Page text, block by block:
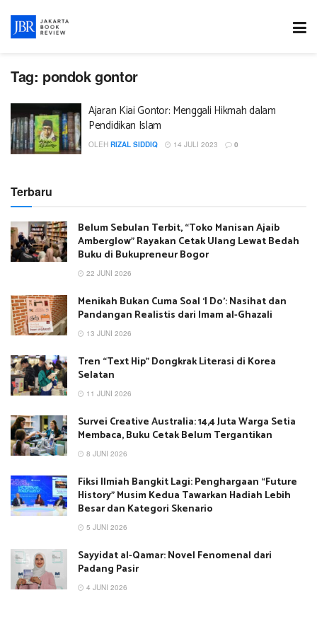
Tag: pondok gontor
Ajaran Kiai Gontor: Menggali Hikmah dalam
Pendidikan Islam
OLEH RIZAL SIDDIQ 14 JULI 2023 0
Terbaru
Belum Sebulan Terbit, “Toko Manisan Ajaib
Amberglow” Rayakan Cetak Ulang Lewat Bedah
Buku di Bukupreneur Bogor
22 JUNI 2026
Menikah Bukan Cuma Soal ‘I Do’: Nasihat dan
Pandangan Realistis dari Imam al-Ghazali
13 JUNI 2026
Tren “Text Hip” Dongkrak Literasi di Korea
Selatan
11 JUNI 2026
Survei Creative Australia: 14,4 Juta Warga Setia
Membaca, Buku Cetak Belum Tergantikan
8 JUNI 2026
Fiksi Ilmiah Bangkit Lagi: Penghargaan “Future
History” Musim Kedua Tawarkan Hadiah Lebih
Besar dan Kategori Skenario
5 JUNI 2026
Sayyidat al-Qamar: Novel Fenomenal dari
Padang Pasir
4 JUNI 2026